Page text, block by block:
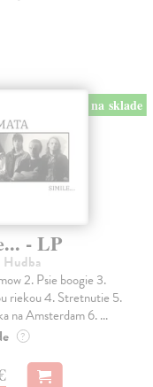
na sklade
- LP
| Hudba
2. Psie boogie 3.
riekou 4. Stretnutie 5.
na Amsterdam 6. ...
?